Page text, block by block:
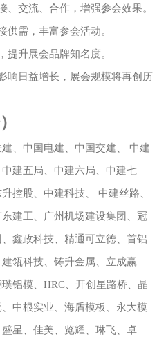
交流、合作，增强参会效果。
供需，丰富参会活动。
提升展会品牌知名度。
响日益增长，展会规模将再创历
、中国电建、中国交建、 中建
建五局、中建六局、中建七
控股、中建科技、 中建丝路、
建工、广州机场建设集团、冠
鑫政科技、精通可立德、首铝
瓴科技、铸升金属、立成赢
铝模、 HRC、开创星路桥、晶
中根实业、海盾模板、永大模
星、佳美、览耀、琳飞、卓